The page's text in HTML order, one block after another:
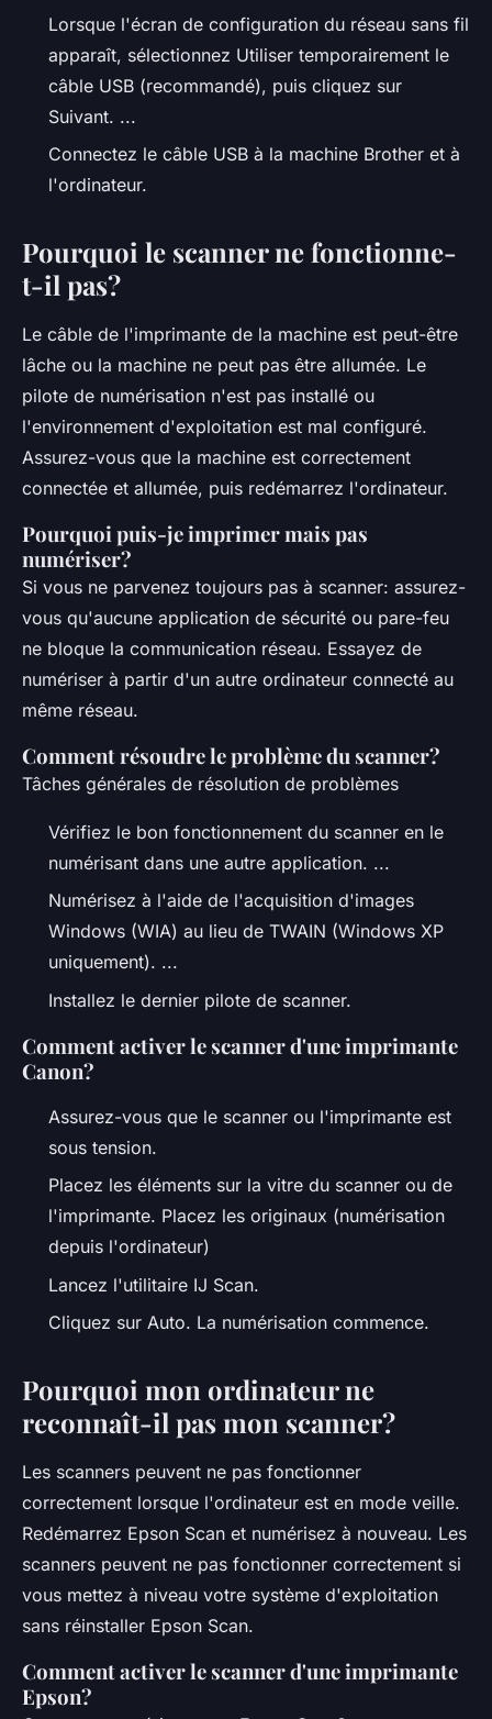
Lorsque l'écran de configuration du réseau sans fil
apparaît, sélectionnez Utiliser temporairement le
câble USB (recommandé), puis cliquez sur
Suivant. ...
Connectez le câble USB à la machine Brother et à
l'ordinateur.
Pourquoi le scanner ne fonctionne-
t-il pas?
Le câble de l'imprimante de la machine est peut-être
lâche ou la machine ne peut pas être allumée. Le
pilote de numérisation n'est pas installé ou
l'environnement d'exploitation est mal configuré.
Assurez-vous que la machine est correctement
connectée et allumée, puis redémarrez l'ordinateur.
Pourquoi puis-je imprimer mais pas
numériser?
Si vous ne parvenez toujours pas à scanner: assurez-
vous qu'aucune application de sécurité ou pare-feu
ne bloque la communication réseau. Essayez de
numériser à partir d'un autre ordinateur connecté au
même réseau.
Comment résoudre le problème du scanner?
Tâches générales de résolution de problèmes
Vérifiez le bon fonctionnement du scanner en le
numérisant dans une autre application. ...
Numérisez à l'aide de l'acquisition d'images
Windows (WIA) au lieu de TWAIN (Windows XP
uniquement). ...
Installez le dernier pilote de scanner.
Comment activer le scanner d'une imprimante
Canon?
Assurez-vous que le scanner ou l'imprimante est
sous tension.
Placez les éléments sur la vitre du scanner ou de
l'imprimante. Placez les originaux (numérisation
depuis l'ordinateur)
Lancez l'utilitaire IJ Scan.
Cliquez sur Auto. La numérisation commence.
Pourquoi mon ordinateur ne
reconnaît-il pas mon scanner?
Les scanners peuvent ne pas fonctionner
correctement lorsque l'ordinateur est en mode veille.
Redémarrez Epson Scan et numérisez à nouveau. Les
scanners peuvent ne pas fonctionner correctement si
vous mettez à niveau votre système d'exploitation
sans réinstaller Epson Scan.
Comment activer le scanner d'une imprimante
Epson?